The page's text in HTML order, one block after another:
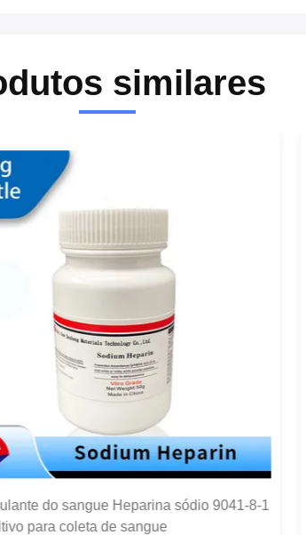
similares
do sangue Heparina sódio 9041-8-1
para coleta de sangue